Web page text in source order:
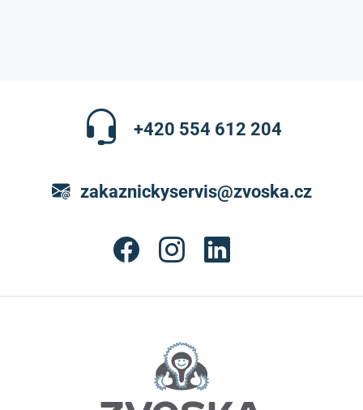
+420 554 612 204
zakaznickyservis@zvoska.cz